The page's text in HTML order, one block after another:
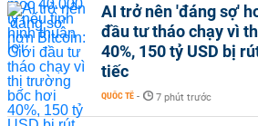
AI trở nên 'đáng sợ'
đầu tư tháo chạy vì
40%, 150 tỷ USD bị
tiếc
QUỐC TẾ - 7 phút trước